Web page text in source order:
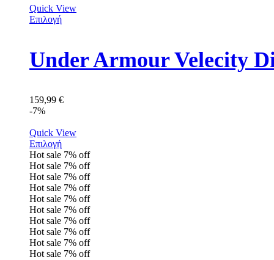
Quick View
Επιλογή
Under Armour Velecity
159,99 €
-7%
Quick View
Επιλογή
Hot sale 7% off
Hot sale 7% off
Hot sale 7% off
Hot sale 7% off
Hot sale 7% off
Hot sale 7% off
Hot sale 7% off
Hot sale 7% off
Hot sale 7% off
Hot sale 7% off